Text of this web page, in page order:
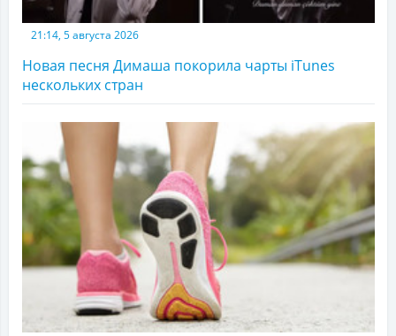
21:14, 5 августа 2026
Новая песня Димаша покорила чарты iTunes
нескольких стран